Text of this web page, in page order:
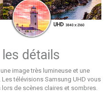
les détails
image très lumineuse et une
télévisions Samsung UHD vous
de scènes claires et sombres.